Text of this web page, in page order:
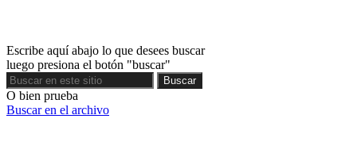
Escribe aquí abajo lo que desees buscar
luego presiona el botón "buscar"
Buscar
Buscar
O bien prueba
Buscar en el archivo